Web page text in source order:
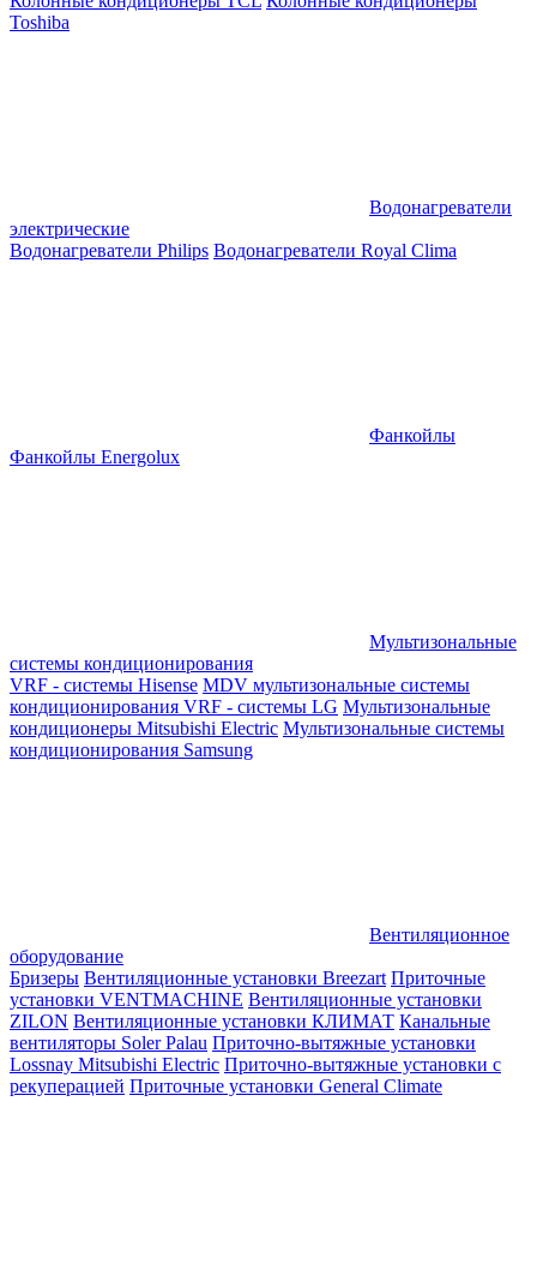
Toshiba
Водонагреватели
электрические
Водонагреватели Philips Водонагреватели Royal Clima
Фанкойлы
Фанкойлы Energolux
Мультизональные
системы кондиционирования
VRF - системы Hisense MDV мультизональные системы
кондиционирования VRF - системы LG Мультизональные
кондиционеры Mitsubishi Electric Мультизональные системы
кондиционирования Samsung
Вентиляционное
оборудование
Бризеры Вентиляционные установки Breezart Приточные
установки VENTMACHINE Вентиляционные установки
ZILON Вентиляционные установки КЛИМАТ Канальные
вентиляторы Soler Palau Приточно-вытяжные установки
Lossnay Mitsubishi Electric Приточно-вытяжные установки с
рекуперацией Приточные установки General Climate